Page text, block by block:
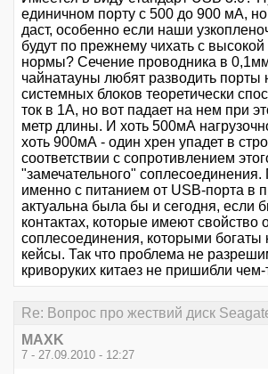
единичном порту с 500 до 900 мА, но
даст, особенно если наши
будут по прежнему чихать с высокой
нормы? Сечение проводника в
чайнатауны любят разводить порты
системных блоков теоретически
ток в 1А, но вот падает на нем при
метр длины. И хоть 500мА
хоть 900мА - один хрен упадет в
соответствии с сопротивлением
"замечательного"
именно с питанием от USB-порта в
актуальна была бы и сегодня, если
контактах, которые имеют свойство
соплесоединения, которыми богаты
кейсы. Так что проблема не
криворуких китаез не пришибли
Re: Вопрос про жествий диск
MAXK
7 - 27.09.2010 - 12:27